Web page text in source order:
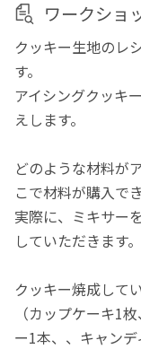
ワークショ
クッキー生地のレ
す。
アイシングクッキ
えします。
どのような材料が
こで材料が購入で
実際に、ミキサー
していただきます。
クッキー焼成して
（カップケーキ1
ー1本、、キャン